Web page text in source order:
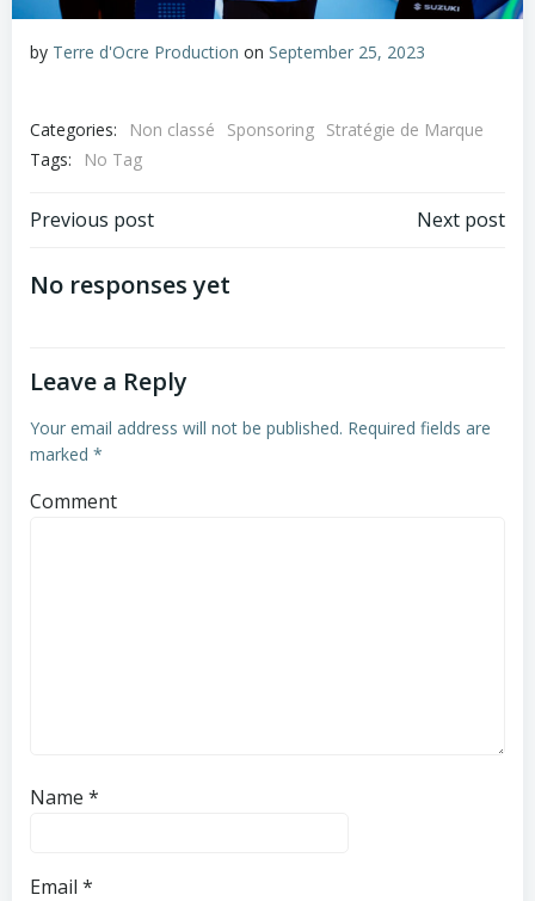
by Terre d'Ocre Production on September 25, 2023
Categories: Non classé Sponsoring Stratégie de Marque
Tags:
No Tag
Previous post Next post
No responses yet
Leave a Reply
Your email address will not be published. Required fields are
marked *
Comment
Name *
Email *